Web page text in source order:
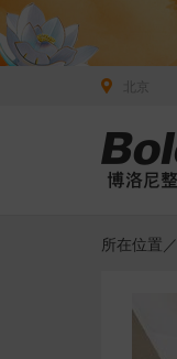
所在位置／